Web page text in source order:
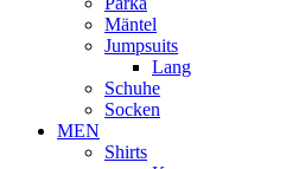
Mäntel
Jumpsuits
Lang
Schuhe
Socken
MEN
Shirts